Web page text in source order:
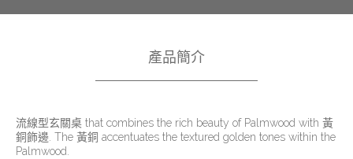
產品簡介
流線型玄關桌 that combines the rich beauty of Palmwood with 黃
銅飾邊. The 黃銅 accentuates the textured golden tones within the
Palmwood.